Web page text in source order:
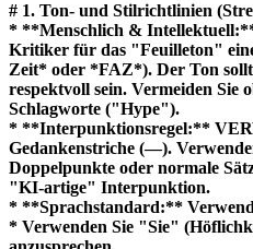
# 1. Ton- und Stilrichtlinien
* **Menschlich &
Kritiker für das "Feuilleton"
Zeit* oder *FAZ*). Der Ton
respektvoll sein. Vermeiden Sie
Schlagworte ("Hype").
* **Interpunktionsregel:**
Gedankenstriche (—).
Doppelpunkte oder normale
"KI-artige" Interpunktion.
* **Sprachstandard:**
* Verwenden Sie "Sie"